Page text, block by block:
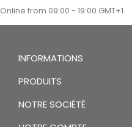
Online from 09:00 - 19:00 GMT+1
INFORMATIONS
PRODUITS
NOTRE SOCIÉTÉ